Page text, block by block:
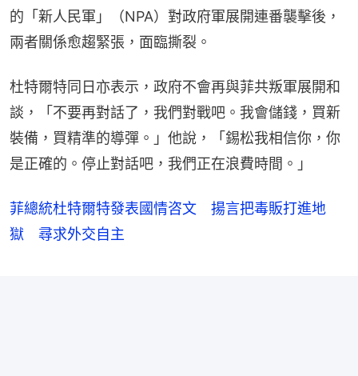
的「新人民軍」（NPA）對政府軍展開連番襲擊後，
兩者關係愈趨緊張，面臨撕裂。
杜特爾特同日亦表示，政府不會再與菲共叛軍展開和
談，「不要再對話了，我們對戰吧。我會儲錢，買新
裝備，買精準的導彈。」他說，「錫松我相信你，你
是正確的。停止對話吧，我們正在浪費時間。」
菲總統杜特爾特發表國情咨文 揚言把毒販打進地
獄 尋求外交自主